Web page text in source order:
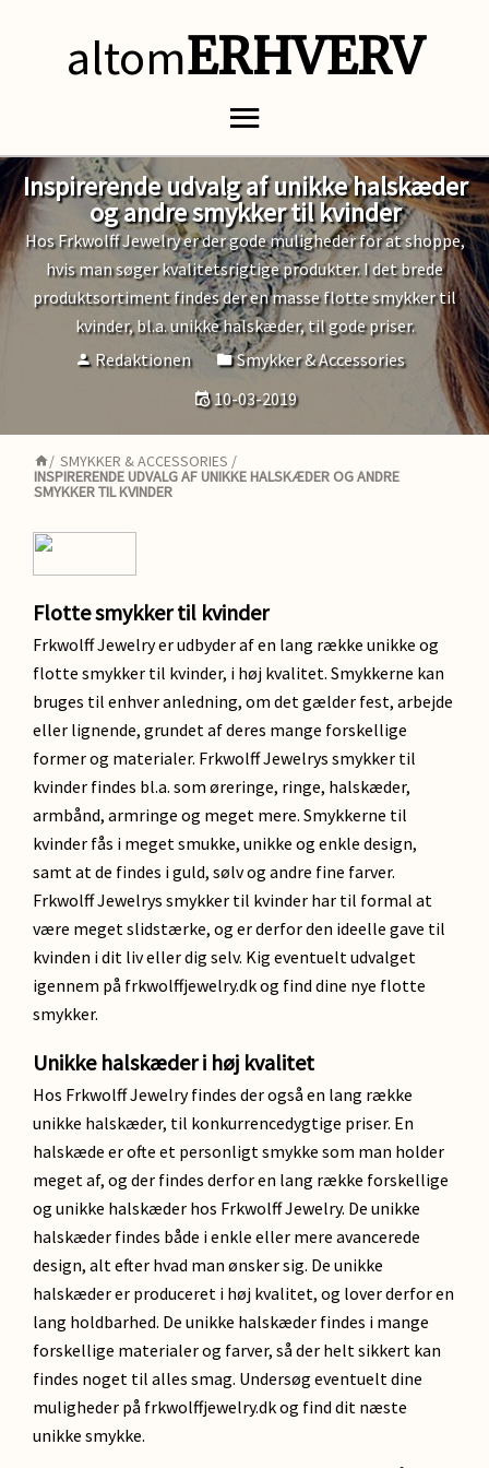
altomERHVERV
Inspirerende udvalg af unikke halskæder
og andre smykker til kvinder
Hos Frkwolff Jewelry er der gode muligheder for at shoppe,
hvis man søger kvalitetsrigtige produkter. I det brede
produktsortiment findes der en masse flotte smykker til
kvinder, bl.a. unikke halskæder, til gode priser.
Redaktionen
Smykker & Accessories
10-03-2019
/ SMYKKER & ACCESSORIES /
INSPIRERENDE UDVALG AF UNIKKE HALSKÆDER OG ANDRE
SMYKKER TIL KVINDER
Flotte smykker til kvinder
Frkwolff Jewelry er udbyder af en lang række unikke og
flotte smykker til kvinder, i høj kvalitet. Smykkerne kan
bruges til enhver anledning, om det gælder fest, arbejde
eller lignende, grundet af deres mange forskellige
former og materialer. Frkwolff Jewelrys smykker til
kvinder findes bl.a. som øreringe, ringe, halskæder,
armbånd, armringe og meget mere. Smykkerne til
kvinder fås i meget smukke, unikke og enkle design,
samt at de findes i guld, sølv og andre fine farver.
Frkwolff Jewelrys smykker til kvinder har til formal at
være meget slidstærke, og er derfor den ideelle gave til
kvinden i dit liv eller dig selv. Kig eventuelt udvalget
igennem på frkwolffjewelry.dk og find dine nye flotte
smykker.
Unikke halskæder i høj kvalitet
Hos Frkwolff Jewelry findes der også en lang række
unikke halskæder, til konkurrencedygtige priser. En
halskæde er ofte et personligt smykke som man holder
meget af, og der findes derfor en lang række forskellige
og unikke halskæder hos Frkwolff Jewelry. De unikke
halskæder findes både i enkle eller mere avancerede
design, alt efter hvad man ønsker sig. De unikke
halskæder er produceret i høj kvalitet, og lover derfor en
lang holdbarhed. De unikke halskæder findes i mange
forskellige materialer og farver, så der helt sikkert kan
findes noget til alles smag. Undersøg eventuelt dine
muligheder på frkwolffjewelry.dk og find dit næste
unikke smykke.